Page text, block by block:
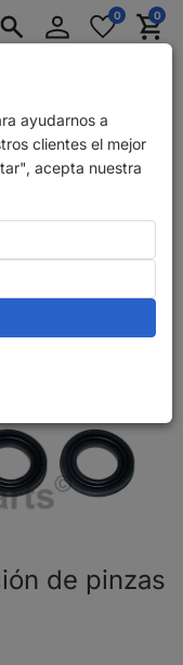
ConectarseMerkzettel
aufklappen
0 0
Kit de reparación de
de pinzas
ayudarnos a
clientes el mejor
acepta nuestra